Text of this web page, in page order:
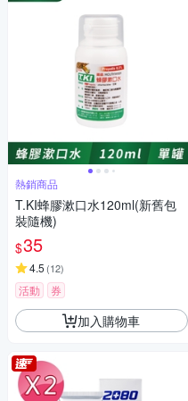
熱銷商品
T.KI蜂膠漱口水120ml(新舊包
裝隨機)
$35
4.5 (12)
活動 券
加入購物車